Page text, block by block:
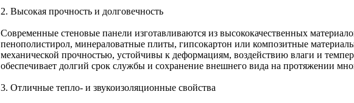
2. Высокая прочность и долговечность
Современные стеновые панели изготавливаются из высококачественных
пенополистирол, минераловатные плиты, гипсокартон или композитные
механической прочностью, устойчивы к деформациям, воздействию влаги и
обеспечивает долгий срок службы и сохранение внешнего вида на протяжении
3. Отличные тепло- и звукоизоляционные свойства